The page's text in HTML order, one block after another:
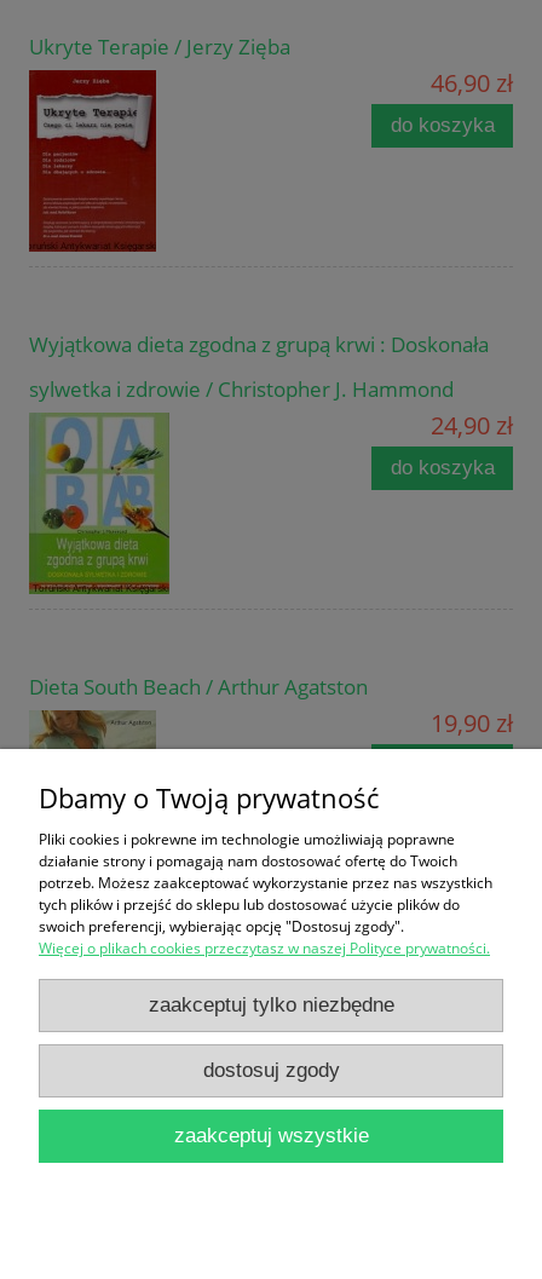
Ukryte Terapie / Jerzy Zięba
46,90 zł
do koszyka
Wyjątkowa dieta zgodna z grupą krwi : Doskonała
sylwetka i zdrowie / Christopher J. Hammond
24,90 zł
do koszyka
Dieta South Beach / Arthur Agatston
19,90 zł
Dziś przestaję palić / Andrzej Korsak
Dbamy o Twoją prywatność
Pliki cookies i pokrewne im technologie umożliwiają poprawne
działanie strony i pomagają nam dostosować ofertę do Twoich
potrzeb. Możesz zaakceptować wykorzystanie przez nas wszystkich
tych plików i przejść do sklepu lub dostosować użycie plików do
swoich preferencji, wybierając opcję "Dostosuj zgody".
Więcej o plikach cookies przeczytasz w naszej Polityce prywatności.
zaakceptuj tylko niezbędne
dostosuj zgody
zaakceptuj wszystkie